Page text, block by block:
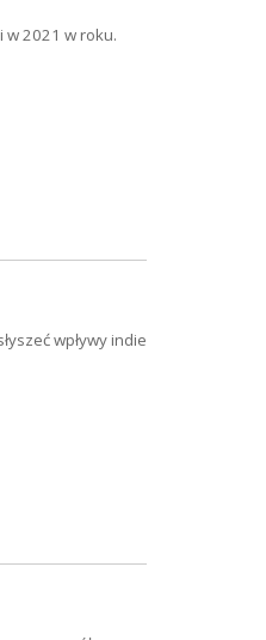
w 2021 w roku.
wpływy indie